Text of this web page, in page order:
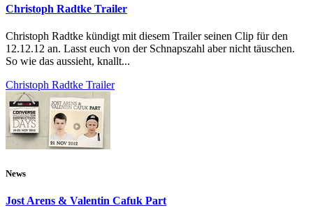
Christoph Radtke Trailer
Christoph Radtke kündigt mit diesem Trailer seinen Clip für den
12.12.12 an. Lasst euch von der Schnapszahl aber nicht täuschen.
So wie das aussieht, knallt...
Christoph Radtke Trailer
News
Jost Arens & Valentin Cafuk Part